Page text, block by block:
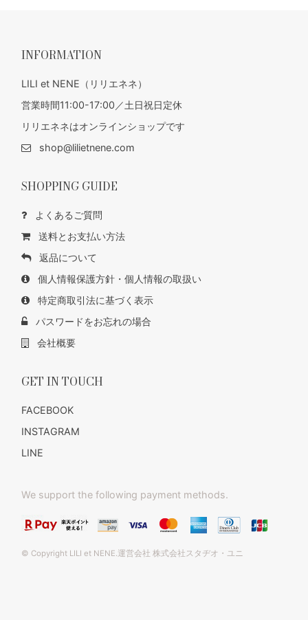
INFORMATION
LILI et NENE（リリエネネ）
営業時間11:00-17:00／土日祝日定休
リリエネネはオンラインショップです
shop@lilietnene.com
SHOPPING GUIDE
よくあるご質問
送料とお支払い方法
返品について
個人情報保護方針・個人情報の取扱い
特定商取引法に基づく表示
パスワードをお忘れの場合
会社概要
GET IN TOUCH
FACEBOOK
INSTAGRAM
LINE
We support the following payment methods.
© Copyright LILI et NENE.運営会社 株式会社スタヂオ・ユニ